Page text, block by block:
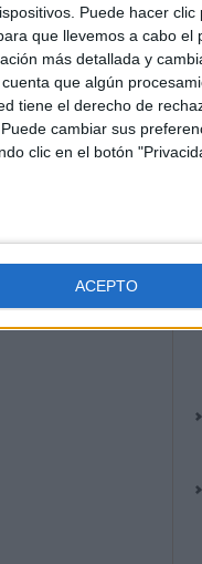
Puede hacer clic
que llevemos a cabo el
más detallada y
que algún
tiene el derecho de
cambiar sus
clic en el botón
ACEPTO